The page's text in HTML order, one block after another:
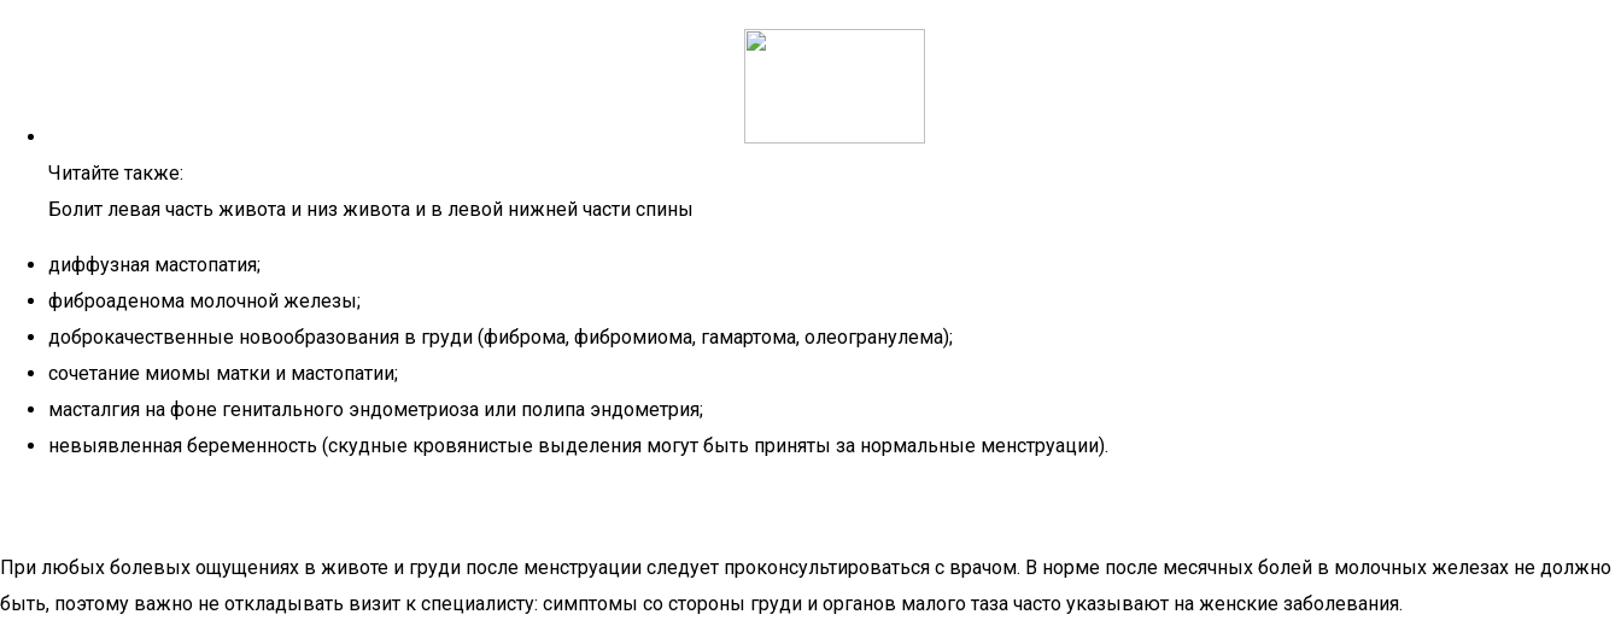
Читайте также:
Болит левая часть живота и низ живота и в левой нижней части спины
диффузная мастопатия;
фиброаденома молочной железы;
доброкачественные новообразования в груди (фиброма, фибромиома, гамартома, олеогранулема);
сочетание миомы матки и мастопатии;
масталгия на фоне генитального эндометриоза или полипа эндометрия;
невыявленная беременность (скудные кровянистые выделения могут быть приняты за нормальные менструации).
При любых болевых ощущениях в животе и груди после менструации следует проконсультироваться с врачом. В норме после месячных болей в молочных железах не должно
быть, поэтому важно не откладывать визит к специалисту: симптомы со стороны груди и органов малого таза часто указывают на женские заболевания.